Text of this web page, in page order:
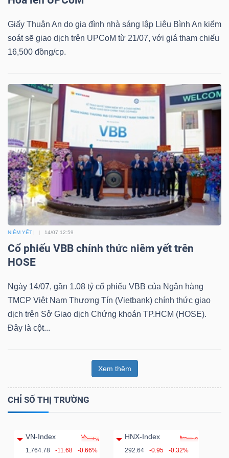
Giấy Thuận An do gia đình nhà sáng lập Liêu Bình An kiểm
soát sẽ giao dịch trên UPCoM từ 21/07, với giá tham chiếu
16,500 đồng/cp.
NIÊM YẾT 14/07 12:59
Cổ phiếu VBB chính thức niêm yết trên
HOSE
Ngày 14/07, gần 1.08 tỷ cổ phiếu VBB của Ngân hàng
TMCP Việt Nam Thương Tín (Vietbank) chính thức giao
dịch trên Sở Giao dịch Chứng khoán TP.HCM (HOSE).
Đây là cột...
Xem thêm
CHỈ SỐ THỊ TRƯỜNG
VN-Index
1,764.78 -11.68 -0.66%
HNX-Index
292.64 -0.95 -0.32%
Truyền
thông
tài
chính
liệu
tài
chính